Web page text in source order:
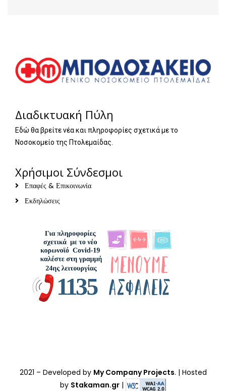
Διαδικτυακή Πύλη
Εδώ θα βρείτε νέα και πληροφορίες σχετικά με το
Νοσοκομείο της Πτολεμαίδας.
Χρήσιμοι Σύνδεσμοι
Επαφές & Επικοινωνία
Εκδηλώσεις
2021 – Developed by My Company Projects. | Hosted
by Stakaman.gr |